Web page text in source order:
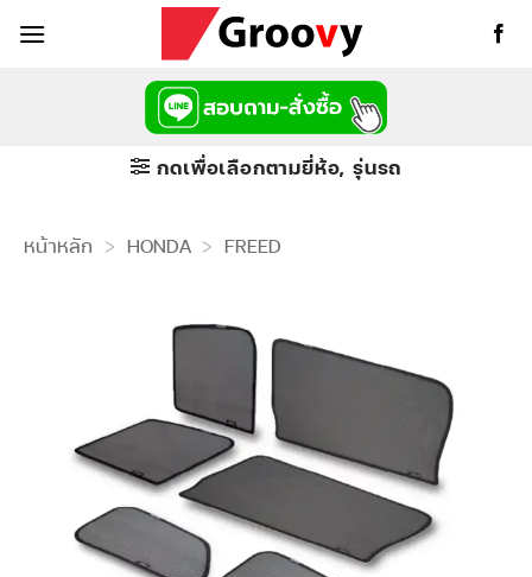
กดเพื่อเลือกตามยี่ห้อ, รุ่นรถ
หน้าหลัก > HONDA > FREED